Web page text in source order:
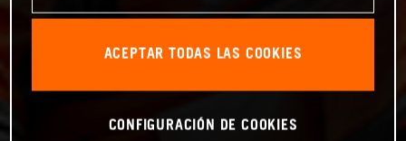
ACEPTAR TODAS LAS COOKIES
CONFIGURACIÓN DE COOKIES